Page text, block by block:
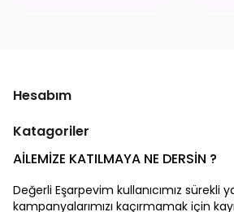
Hesabım
Katagoriler
AİLEMİZE KATILMAYA NE DERSİN ?
Değerli Eşarpevim kullanıcımız sürekli
kampanyalarımızı kaçırmamak için